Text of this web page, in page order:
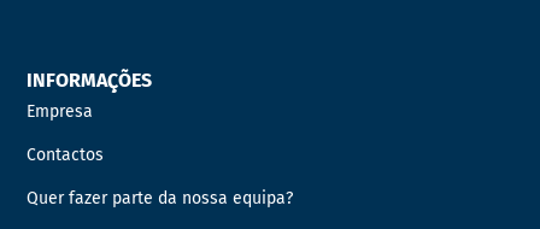
INFORMAÇÕES
Empresa
Contactos
Quer fazer parte da nossa equipa?